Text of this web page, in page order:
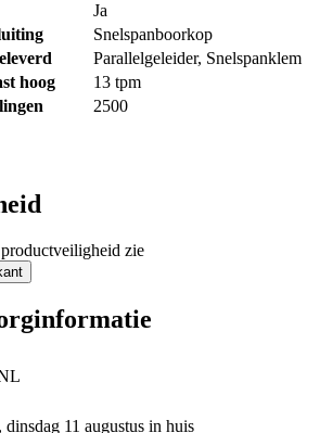
Ja
Snelspanboorkop
Parallelgeleider, Snelspanklem
hoog
13 tpm
2500
zie
dinsdag 11 augustus in huis